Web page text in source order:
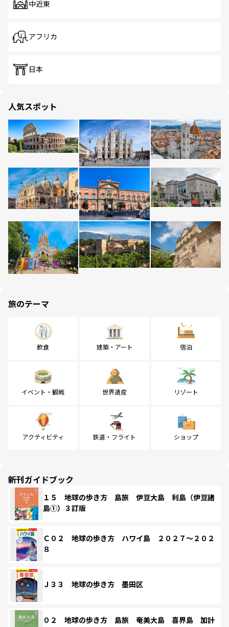
中近東
アフリカ
日本
人気スポット
旅のテーマ
飲食 建築・アート 宿泊
イベント・観戦 世界遺産 リゾート
アクティビティ 鉄道・フライト ショップ
新刊ガイドブック
１５ 地球の歩き方 島旅 伊豆大島 利島（伊豆諸
島①）３訂版
Ｃ０２ 地球の歩き方 ハワイ島 ２０２７～２０２
８
Ｊ３３ 地球の歩き方 墨田区
０２ 地球の歩き方 島旅 奄美大島 喜界島 加計